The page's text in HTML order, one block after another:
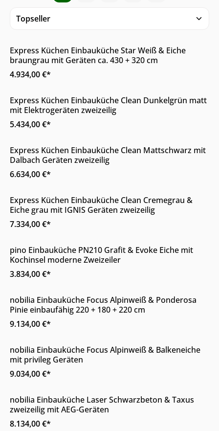
Online & im Möbelhaus erhältlich
Express Küchen Einbauküche Star Weiß & Eiche
braungrau mit Geräten ca. 430 + 320 cm
4.934,00 €*
Online & im Möbelhaus erhältlich
Express Küchen Einbauküche Clean Dunkelgrün matt
mit Elektrogeräten zweizeilig
5.434,00 €*
Online & im Möbelhaus erhältlich
Express Küchen Einbauküche Clean Mattschwarz mit
Dalbach Geräten zweizeilig
6.634,00 €*
Online & im Möbelhaus erhältlich
Express Küchen Einbauküche Clean Cremegrau &
Eiche grau mit IGNIS Geräten zweizeilig
7.334,00 €*
Online & im Möbelhaus erhältlich
pino Einbauküche PN210 Grafit & Evoke Eiche mit
Kochinsel moderne Zweizeiler
3.834,00 €*
Online & im Möbelhaus erhältlich
nobilia Einbauküche Focus Alpinweiß & Ponderosa
Pinie einbaufähig 220 + 180 + 220 cm
9.134,00 €*
Online & im Möbelhaus erhältlich
nobilia Einbauküche Focus Alpinweiß & Balkeneiche
mit privileg Geräten
9.034,00 €*
Online & im Möbelhaus erhältlich
nobilia Einbauküche Laser Schwarzbeton & Taxus
zweizeilig mit AEG-Geräten
8.134,00 €*
Online & im Möbelhaus erhältlich